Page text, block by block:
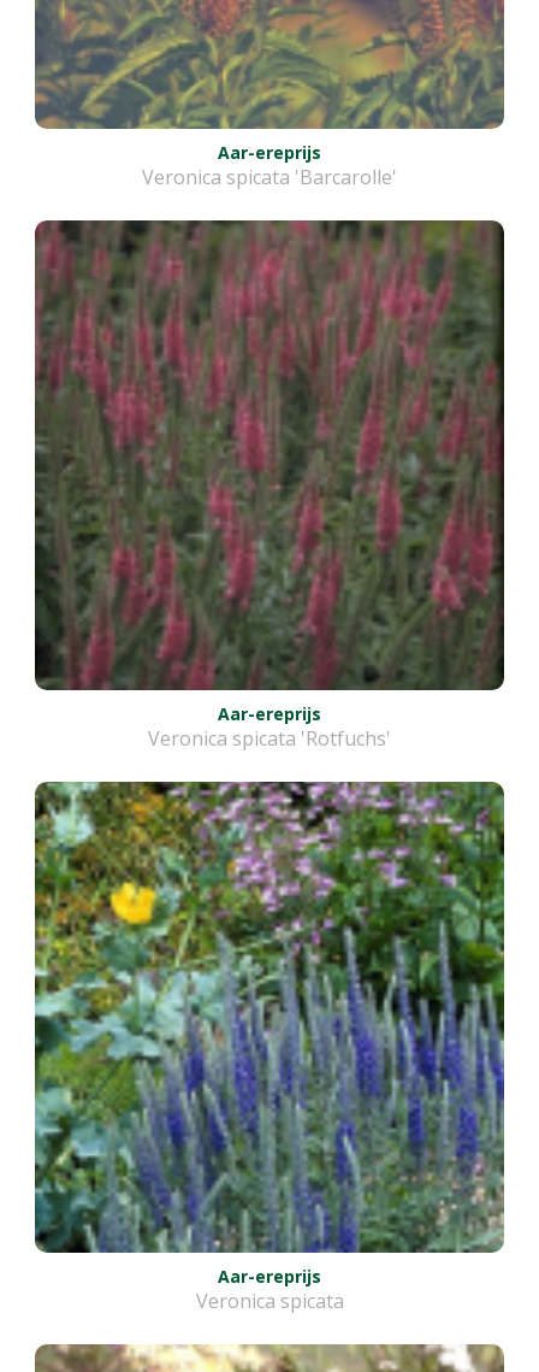
Aar-ereprijs
Veronica spicata 'Barcarolle'
Aar-ereprijs
Veronica spicata 'Rotfuchs'
Aar-ereprijs
Veronica spicata